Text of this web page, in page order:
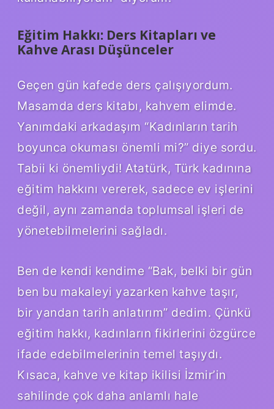
Eğitim Hakkı: Ders Kitapları ve
Kahve Arası Düşünceler
Geçen gün kafede ders çalışıyordum.
Masamda ders kitabı, kahvem elimde.
Yanımdaki arkadaşım “Kadınların tarih
boyunca okuması önemli mi?” diye sordu.
Tabii ki önemliydi! Atatürk, Türk kadınına
eğitim hakkını vererek, sadece ev işlerini
değil, aynı zamanda toplumsal işleri de
yönetebilmelerini sağladı.
Ben de kendi kendime “Bak, belki bir gün
ben bu makaleyi yazarken kahve taşır,
bir yandan tarih anlatırım” dedim. Çünkü
eğitim hakkı, kadınların fikirlerini özgürce
ifade edebilmelerinin temel taşıydı.
Kısaca, kahve ve kitap ikilisi İzmir’in
sahilinde çok daha anlamlı hale